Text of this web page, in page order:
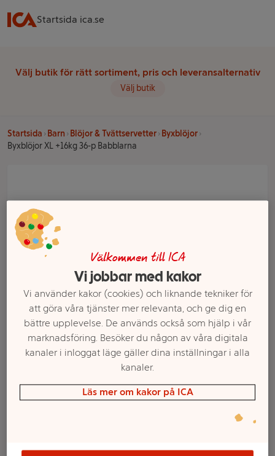
Startsida ica.se
Välj butik för rätt sortiment, pris och leveransalternativ
Välj butik
Startsida Barn Blöjor & Tvättservetter
Byxblöjor
Byxblöjor XL +16kg 36-p Babblarna
Välkommen till ICA
Vi jobbar med kakor
Vi använder kakor (cookies) och liknande tekniker för
att göra våra tjänster mer relevanta, och ge dig en
bättre upplevelse. De används också som hjälp i vår
marknadsföring. Besöker du någon av våra digitala
kanaler i inloggat läge gäller dina inställningar i alla
kanaler.
Läs mer om kakor på ICA